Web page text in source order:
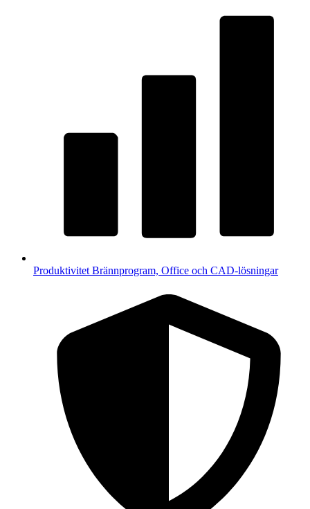
Produktivitet Brännprogram, Office och CAD-lösningar